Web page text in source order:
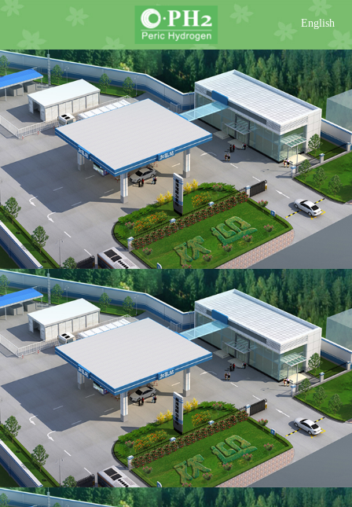
English